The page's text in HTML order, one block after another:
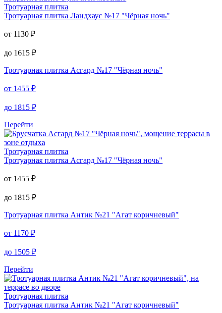
Тротуарная плитка
Тротуарная плитка Ландхаус №17 "Чёрная ночь"
от 1130 ₽
до 1615 ₽
Тротуарная плитка Асгард №17 "Чёрная ночь"
от 1455 ₽
до 1815 ₽
Перейти
Тротуарная плитка
Тротуарная плитка Асгард №17 "Чёрная ночь"
от 1455 ₽
до 1815 ₽
Тротуарная плитка Антик №21 "Агат коричневый"
от 1170 ₽
до 1505 ₽
Перейти
Тротуарная плитка
Тротуарная плитка Антик №21 "Агат коричневый"